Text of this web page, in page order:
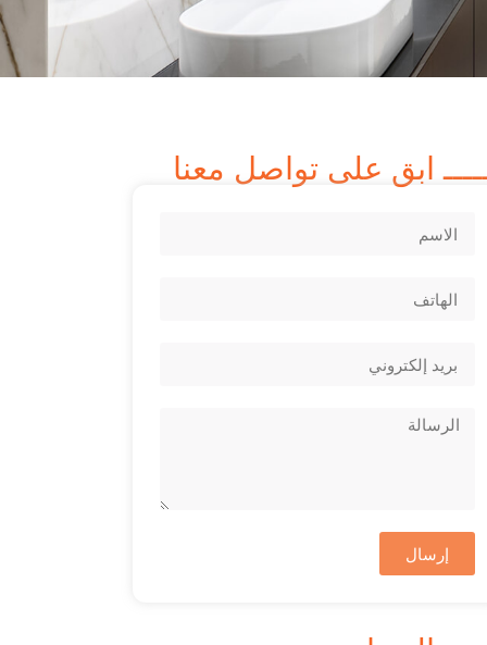
ابق على تواصل معنا
إرسال